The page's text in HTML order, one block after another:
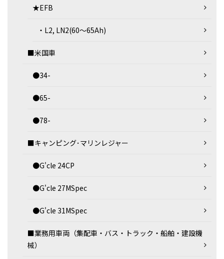
★EFB
・L2, LN2(60～65Ah)
■米国車
●34-
●65-
●78-
■キャンピング･マリンレジャー
●G'cle 24CP
●G'cle 27MSpec
●G'cle 31MSpec
■業務用車両（集配車・バス・トラック・船舶・建設機
械）